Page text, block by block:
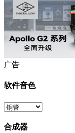
广告
软件音色
合成器